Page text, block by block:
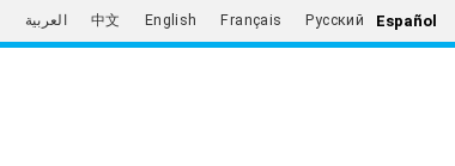
العربية 中文 English Français Русский Español